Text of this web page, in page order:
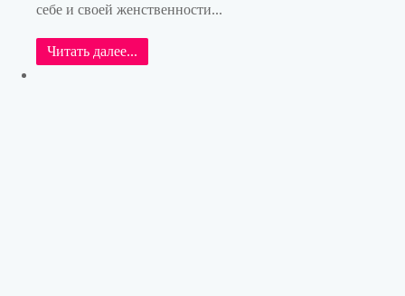
себе и своей женственности...
Читать далее...